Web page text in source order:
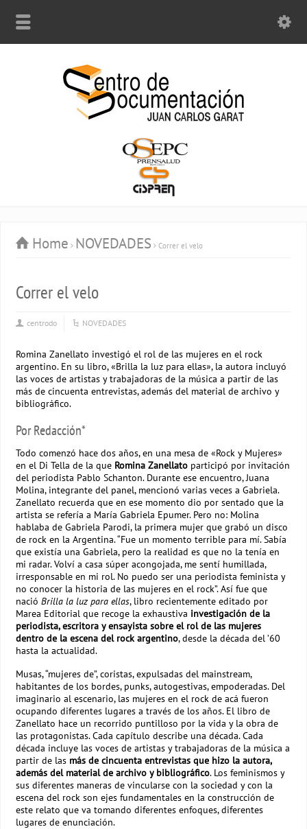
Home NOVEDADES Correr el velo
Correr el velo
centrodo NOVEDADES
Romina Zanellato investigó el rol de las mujeres en el rock
argentino. En su libro, «Brilla la luz para ellas», la autora incluyó
las voces de artistas y trabajadoras de la música a partir de las
más de cincuenta entrevistas, además del material de archivo y
bibliográfico.
Por Redacción*
Todo comenzó hace dos años, en una mesa de «Rock y Mujeres»
en el Di Tella de la que Romina Zanellato participó por invitación
del periodista Pablo Schanton. Durante ese encuentro, Juana
Molina, integrante del panel, mencionó varias veces a Gabriela.
Zanellato recuerda que en ese momento dio por sentado que la
artista se refería a María Gabriela Epumer. Pero no: Molina
hablaba de Gabriela Parodi, la primera mujer que grabó un disco
de rock en la Argentina. “Fue un momento terrible para mí. Sabía
que existía una Gabriela, pero la realidad es que no la tenía en
mi radar. Volví a casa súper acongojada, me sentí humillada,
irresponsable en mi rol. No puedo ser una periodista feminista y
no conocer la historia de las mujeres en el rock”. Así fue que
nacióBrilla la luz para ellas, libro recientemente editado por
Marea Editorial que recoge la exhaustiva investigación de la
periodista, escritora y ensayista sobre el rol de las mujeres
dentro de la escena del rock argentino, desde la década del ’60
hasta la actualidad.
Musas, “mujeres de”, coristas, expulsadas del mainstream,
habitantes de los bordes, punks, autogestivas, empoderadas. Del
imaginario al escenario, las mujeres en el rock de acá fueron
ocupando diferentes lugares a través de los años. El libro de
Zanellato hace un recorrido puntilloso por la vida y la obra de
las protagonistas. Cada capítulo describe una década. Cada
década incluye las voces de artistas y trabajadoras de la música a
partir de las más de cincuenta entrevistas que hizo la autora,
además del material de archivo y bibliográfico. Los feminismos y
sus diferentes maneras de vincularse con la sociedad y con la
escena del rock son ejes fundamentales en la construcción de
este relato que va tomando diferentes enfoques, diferentes
lugares de enunciación.